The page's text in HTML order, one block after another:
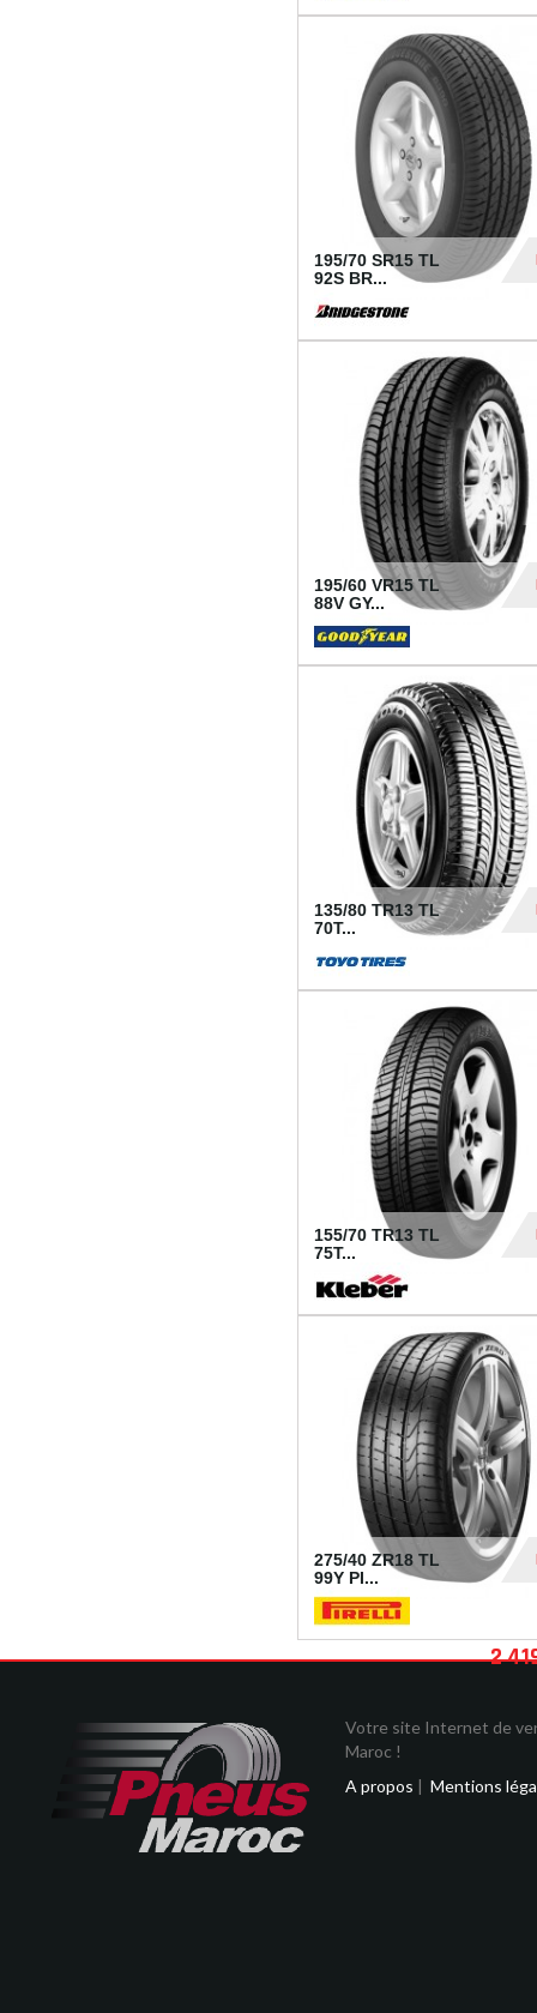
195/70 SR15 TL
92S BR...
195/60 VR15 TL
88V GY...
135/80 TR13 TL
70T...
155/70 TR13 TL
75T...
275/40 ZR18 TL
99Y PI...
2
Votre site Internet de
Maroc !
A propos | Mentions